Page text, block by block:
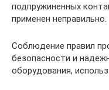
подпружиненных
применен неправильно.
Соблюдение правил
безопасности и
оборудования,